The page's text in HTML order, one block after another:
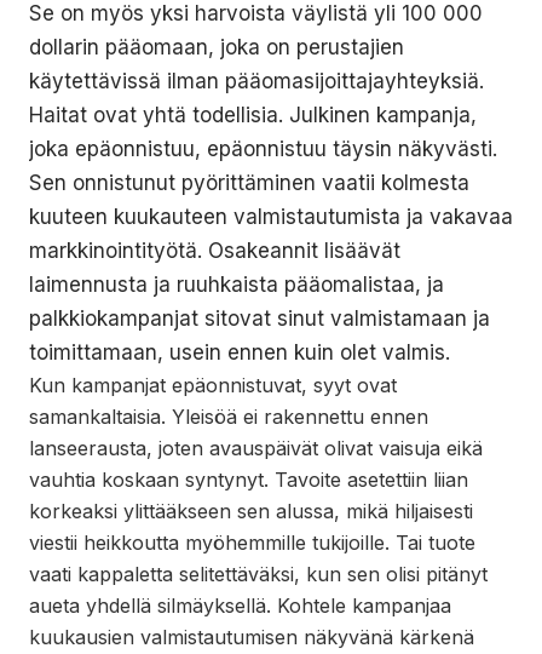
Se on myös yksi harvoista väylistä yli 100 000
dollarin pääomaan, joka on perustajien
käytettävissä ilman pääomasijoittajayhteyksiä.
Haitat ovat yhtä todellisia. Julkinen kampanja,
joka epäonnistuu, epäonnistuu täysin näkyvästi.
Sen onnistunut pyörittäminen vaatii kolmesta
kuuteen kuukauteen valmistautumista ja vakavaa
markkinointityötä. Osakeannit lisäävät
laimennusta ja ruuhkaista pääomalistaa, ja
palkkiokampanjat sitovat sinut valmistamaan ja
toimittamaan, usein ennen kuin olet valmis.
Kun kampanjat epäonnistuvat, syyt ovat
samankaltaisia. Yleisöä ei rakennettu ennen
lanseerausta, joten avauspäivät olivat vaisuja eikä
vauhtia koskaan syntynyt. Tavoite asetettiin liian
korkeaksi ylittääkseen sen alussa, mikä hiljaisesti
viestii heikkoutta myöhemmille tukijoille. Tai tuote
vaati kappaletta selitettäväksi, kun sen olisi pitänyt
aueta yhdellä silmäyksellä. Kohtele kampanjaa
kuukausien valmistautumisen näkyvänä kärkenä